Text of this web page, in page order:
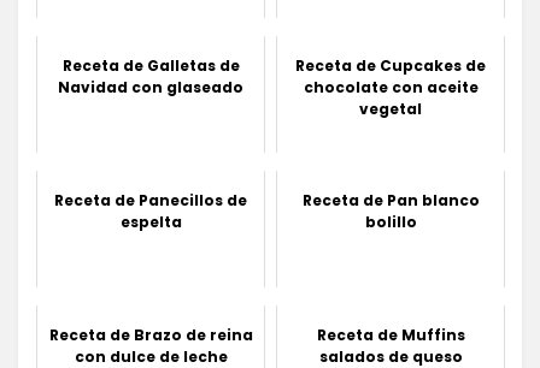
Receta de Galletas de
Navidad con glaseado
Receta de Cupcakes de
chocolate con aceite
vegetal
Receta de Panecillos de
espelta
Receta de Pan blanco
bolillo
Receta de Brazo de reina
con dulce de leche
Receta de Muffins
salados de queso